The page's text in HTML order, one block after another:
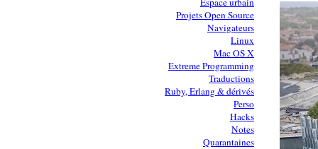
Projets Open Source
Navigateurs
Linux
Mac OS X
Extreme Programming
Traductions
Ruby, Erlang & dérivés
Perso
Hacks
Notes
Quarantaines